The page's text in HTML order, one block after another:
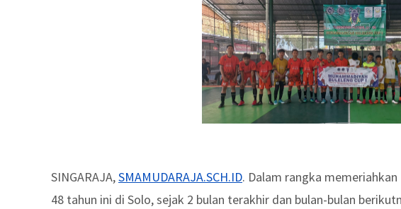
SINGARAJA,SMAMUDARAJA.SCH.ID. Dalam rangka
48 tahun ini di Solo, sejak 2 bulan terakhir dan bulan-bulan